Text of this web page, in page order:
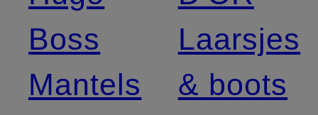
Boss
Mantels
Laarsjes
& boots